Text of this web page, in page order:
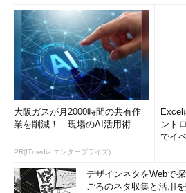
大阪ガスが月2000時間の共有作
業を削減！ 現場のAI活用術
PR(ITmedia エンタープライズ)
Excel
ント
でイ
デザインネタをWebで
ごろのネタ収集と活用